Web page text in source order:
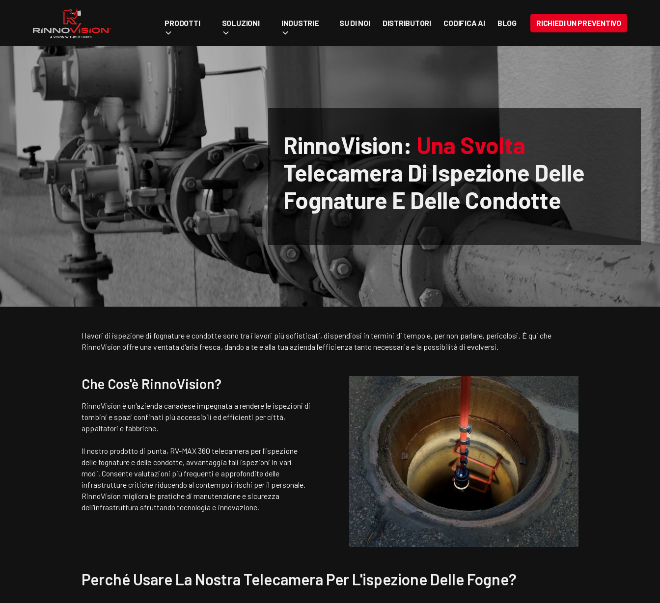
PRODOTTI SOLUZIONI INDUSTRIE SU DI NOI DISTRIBUTORI CODIFICA AI BLOG RICHIEDI UN PREVENTIVO
RinnoVision: Una Svolta
Telecamera Di Ispezione Delle
Fognature E Delle Condotte
I lavori di ispezione di fognature e condotte sono tra i lavori più sofisticati, dispendiosi in termini di tempo e, per non parlare, pericolosi. È qui che
RinnoVision offre una ventata d'aria fresca, dando a te e alla tua azienda l'efficienza tanto necessaria e la possibilità di evolversi.
Che Cos'è RinnoVision?
RinnoVision è un'azienda canadese impegnata a rendere le ispezioni di
tombini e spazi confinati più accessibili ed efficienti per città,
appaltatori e fabbriche.
Il nostro prodotto di punta, RV-MAX 360 telecamera per l'ispezione
delle fognature e delle condotte, avvantaggia tali ispezioni in vari
modi. Consente valutazioni più frequenti e approfondite delle
infrastrutture critiche riducendo al contempo i rischi per il personale.
RinnoVision migliora le pratiche di manutenzione e sicurezza
dell'infrastruttura sfruttando tecnologia e innovazione.
Perché Usare La Nostra Telecamera Per L'ispezione Delle Fogne?